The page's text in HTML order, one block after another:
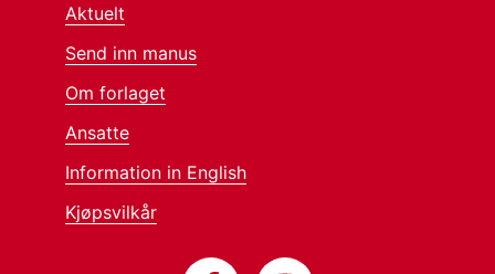
Aktuelt
Send inn manus
Om forlaget
Ansatte
Information in English
Kjøpsvilkår